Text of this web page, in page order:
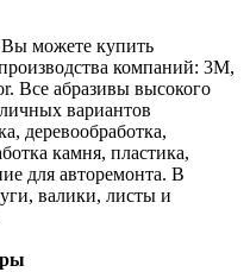
Вы можете купить
компаний: 3М,
Все абразивы высокого
вариантов
деревообработка,
камня, пластика,
для авторемонта. В
валики, листы и